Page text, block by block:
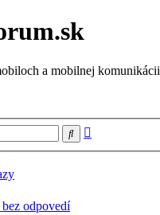
a mobilnej komunikácii
Hľadať
odpovedí